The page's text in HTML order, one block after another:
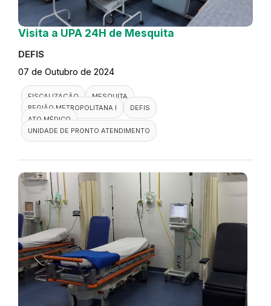
Visita a UPA 24H de Mesquita
DEFIS
07 de Outubro de 2024
FISCALIZAÇÃO
MESQUITA
REGIÃO METROPOLITANA I
DEFIS
ATO MÉDICO
UNIDADE DE PRONTO ATENDIMENTO